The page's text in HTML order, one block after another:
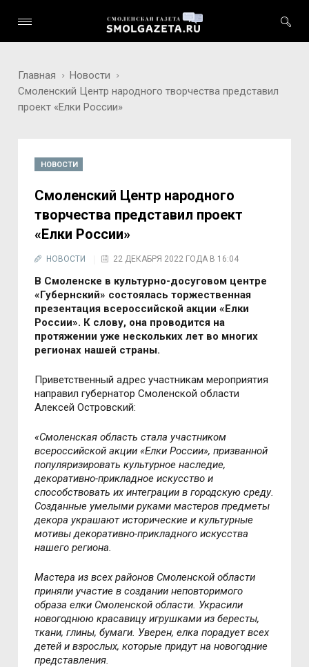
Главная
Новости
Смоленский Центр народного творчества представил
проект «Елки России»
НОВОСТИ
Смоленский Центр народного
творчества представил проект
«Елки России»
НОВОСТИ 22 ДЕКАБРЯ 2022 ГОДА В 16:04
В Смоленске в культурно-досуговом центре
«Губернский» состоялась торжественная
презентация всероссийской акции «Елки
России». К слову, она проводится на
протяжении уже нескольких лет во многих
регионах нашей страны.
Приветственный адрес участникам мероприятия
направил губернатор Смоленской области
Алексей Островский:
«Смоленская область стала участником
всероссийской акции «Елки России», призванной
популяризировать культурное наследие,
декоративно-прикладное искусство и
способствовать их интеграции в городскую среду.
Созданные умелыми руками мастеров предметы
декора украшают исторические и культурные
мотивы декоративно-прикладного искусства
нашего региона.
Мастера из всех районов Смоленской области
приняли участие в создании неповторимого
образа елки Смоленской области. Украсили
новогоднюю красавицу игрушками из бересты,
ткани, глины, бумаги. Уверен, елка порадует всех
детей и взрослых, которые придут на новогодние
представления.